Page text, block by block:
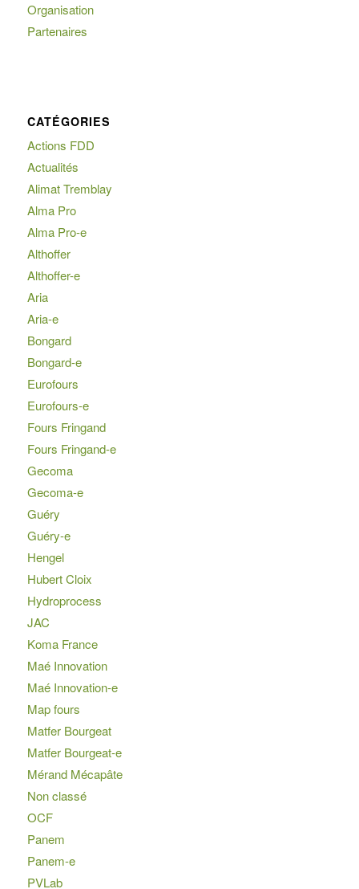
Organisation
Partenaires
CATÉGORIES
Actions FDD
Actualités
Alimat Tremblay
Alma Pro
Alma Pro-e
Althoffer
Althoffer-e
Aria
Aria-e
Bongard
Bongard-e
Eurofours
Eurofours-e
Fours Fringand
Fours Fringand-e
Gecoma
Gecoma-e
Guéry
Guéry-e
Hengel
Hubert Cloix
Hydroprocess
JAC
Koma France
Maé Innovation
Maé Innovation-e
Map fours
Matfer Bourgeat
Matfer Bourgeat-e
Mérand Mécapâte
Non classé
OCF
Panem
Panem-e
PVLab